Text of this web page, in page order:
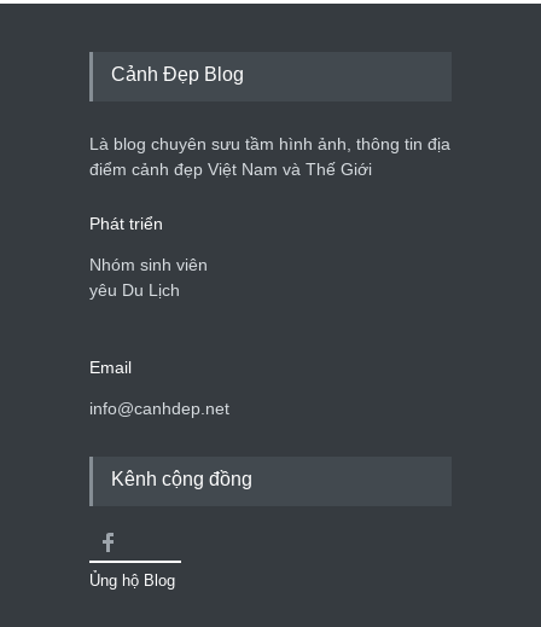
Cảnh Đẹp Blog
Là blog chuyên sưu tầm hình ảnh, thông tin địa
điểm cảnh đẹp Việt Nam và Thế Giới
Phát triển
Nhóm sinh viên
yêu Du Lịch
Email
info@canhdep.net
Kênh cộng đồng
Ủng hộ Blog